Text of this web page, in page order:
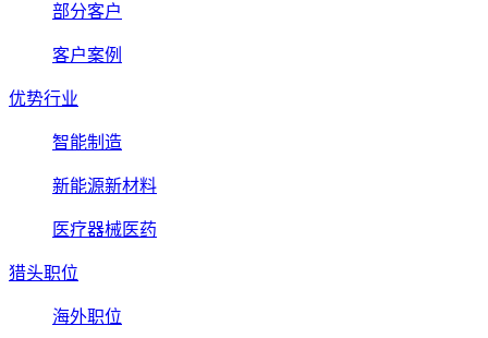
部分客户
客户案例
优势行业
智能制造
新能源新材料
医疗器械医药
猎头职位
海外职位